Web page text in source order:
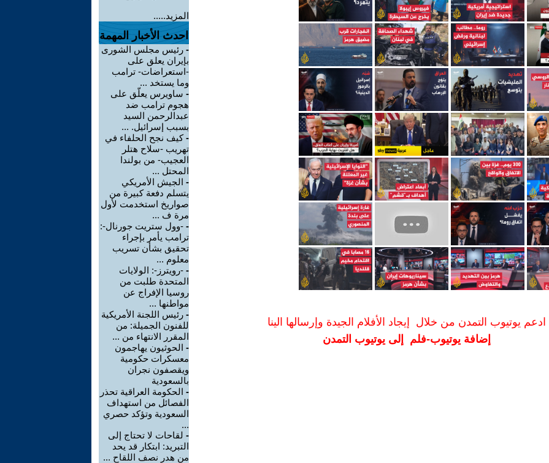
ادعم يوتيوب التمدن من خلال إيجاد الأفلام الجيدة وإرسالها الينا
إضافة يوتيوب-فلم إلى يوتيوب التمدن
المزيد.....
احدث الأخبار المهمة
- رئيس مجلس الشورى
بإيران يعلق على
-استعراضات- ترامب
وما يستخد ...
- ساويرس يعلّق على
هجوم ترامب ضد
عبدالرحمن السيد
بسبب إسرائيل. ...
-كيف نجح الحلفاء في
تهريب -سلاح هتلر
العجيب- من بولندا
المحتل ...
- الجيش الأمريكي
يتسلم دفعة كبيرة من
صواريخ استخدمت لأول
مرة ف ...
- -وول ستريت جورنال-:
ترامب يأمر بإجراء
تحقيق بشأن تسريب
معلوم ...
- -رويترز-: الولايات
المتحدة طلبت من
روسيا الإفراج عن
مواطنها ...
- رئيس اللجنة الأمريكية
للفنون الجميلة: من
المقرر الانتهاء من ...
- الحوثيون يهاجمون
معسكرات حكومية
ويقصفون نجران
بالسعودية
- الحكومة العراقية تحذر
الفصائل من استهداف
السعودية وتؤكد حصري
...
- لقاحات لا تحتاج إلى
التبريد: ابتكار قد يحد
من هدر نصف اللقاح ...